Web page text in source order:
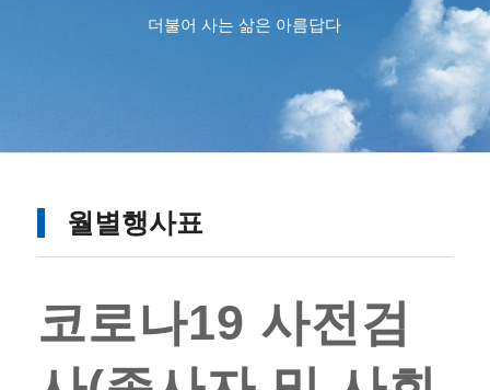
더불어 사는 삶은 아름답다
월별행사표
코로나19 사전검